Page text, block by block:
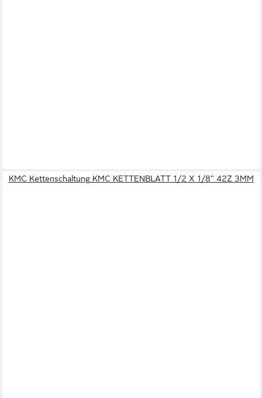
KMC Kettenschaltung KMC KETTENBLATT 1/2 X 1/8" 42Z 3MM